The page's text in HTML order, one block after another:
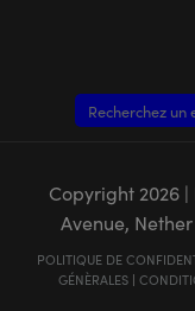
Recherchez un
Copyright 2026|
Avenue,
POLITIQUE DE
GÉNÈRALES|